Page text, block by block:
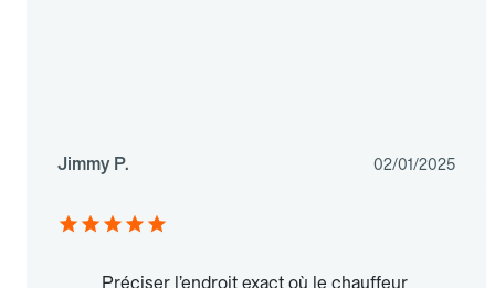
Jimmy P. 02/01/2025
Préciser l’endroit exact où le chauffeur